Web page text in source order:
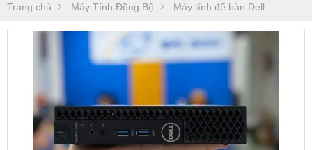
Trang chủ Máy Tính Đồng Bộ Máy tính để bàn Dell